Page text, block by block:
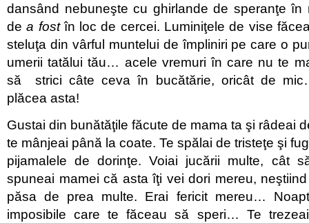
dansând nebuneşte cu ghirlande de speranţe în
dea fostîn loc de cercei. Luminiţele de vise
steluţa din vârful muntelui de împliniri pe care o
umerii tatălui tău… acele vremuri în care nu te
să strici câte ceva în bucătărie, oricât de
plăcea asta!
Gustai din bunătăţile făcute de mama ta şi râdeai
te mânjeai până la coate. Te spălai de tristeţe şi
pijamalele de dorinţe. Voiai jucării multe, cât
spuneai mamei că asta îţi vei dori mereu,
păsa de prea multe. Erai fericit mereu…
imposibile care te făceau să speri… Te